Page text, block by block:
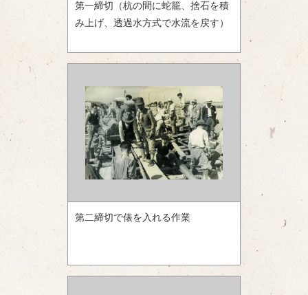
第一締切（杭の間に蛇籠、捨石を積
み上げ、透過水方式で水流を戻す）
第二締切で俵を入れる作業